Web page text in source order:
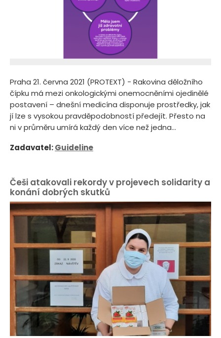
Praha 21. června 2021 (PROTEXT) - Rakovina děložního
čípku má mezi onkologickými onemocněními ojedinělé
postavení – dnešní medicína disponuje prostředky, jak
jí lze s vysokou pravděpodobností předejít. Přesto na
ni v průměru umírá každý den více než jedna...
Zadavatel:Guideline
Češi atakovali rekordy v projevech solidarity a
konání dobrých skutků